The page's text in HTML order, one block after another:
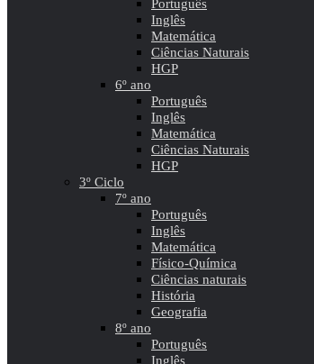
Português
Inglês
Matemática
Ciências Naturais
HGP
6º ano
Português
Inglês
Matemática
Ciências Naturais
HGP
3º Ciclo
7º ano
Português
Inglês
Matemática
Físico-Química
Ciências naturais
História
Geografia
8º ano
Português
Inglês